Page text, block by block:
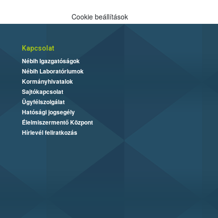
Cookie beállítások
Kapcsolat
Nébih Igazgatóságok
Nébih Laboratóriumok
Kormányhivatalok
Sajtókapcsolat
Ügyfélszolgálat
Hatósági jogsegély
Élelmiszermentő Központ
Hírlevél feliratkozás